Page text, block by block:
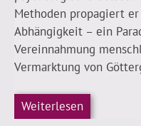
Methoden propagiert
Abhängigkeit – ein
Vereinnahmung
Vermarktung von
Weiterlesen